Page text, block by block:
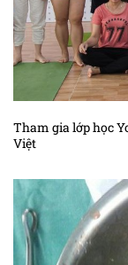
Kiến thức ung
Kiến thức ung
Kiến thức
Kiến thức sác
Kiến thức ung
Kiến thức ung
Kiến thức ung
Tham gia lớp học
Việt